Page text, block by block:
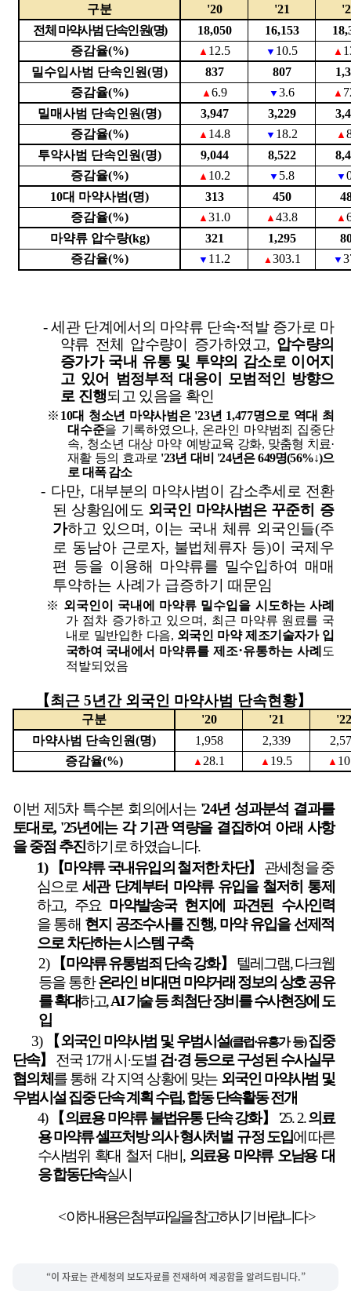
구분 '20 '21
전체 마약사범 단속인원(명) 18,050 16,153
증감율(%) ▲ 12.5 ▼ 10.5 ▲
밀수입사범 단속인원(명) 837 807
증감율(%) ▲6.9 ▼3.6 ▲
밀매사범 단속인원(명) 3,947 3,229
증감율(%) ▲ 14.8 ▼ 18.2 ▲
투약사범 단속인원(명) 9,044 8,522
증감율(%) ▲ 10.2 ▼ 5.8 ▼
10대 마약사범(명) 313 450
증감율(%) ▲31.0 ▲43.8 ▲
마약류 압수량(kg) 321 1,295
증감율(%) ▼ 11.2 ▲303.1 ▼
-세관 단계에서의 마약류 단속·적발 증가로 마
약류 전체 압수량이 증가하였고, 압수량의
증가가 국내 유통 및 투약의 감소로 이어지
고 있어
범정부적 대응이 모범적인 방향으
로 진행되고 있음을 확인
※ 10대 청소년 마약사범은 '23년 1,477명으로 역대 최
대수준을 기록하였으나, 온라인 마약범죄 집중단
속, 청소년 대상 마약 예방교육 강화, 맞춤형 치료·
재활 등의 효과로 '23년 대비 '24년은649명(56%↓)으
로 대폭 감소
- 다만, 대부분의 마약사범이 감소추세로 전환
된 상황임에도 외국인 마약사범은 꾸준히 증
가하고 있으며 , 이는 국내 체류 외국인들(주
로 동남아 근로자, 불법체류자 등)이 국제우
편 등을 이용해 마약류를 밀수입하여
매매
투약하는 사례가 급증하기 때문임
※ 외국인이 국내에 마약류 밀수입을 시도하는 사례
가 점차 증가하고 있으며 , 최근 마약류 원료를 국
내로 밀반입한 다음, 외국인 마약 제조기술자가 입
국하여 국내에서 마약류를 제조·유통하는 사례 도
적발되었음
【최근 5년간 외국인 마약사범 단속현황】
구분 '20 '21
'22
마약사범 단속인원(명) 1,958 2,339
증감율(%) ▲ 28.1 ▲ 19.5 ▲
이번 제 5차 특수본 회의에서는 '24년 성과분석 결과를
토대로, '25년에는 각기관 역량을 결집하여 아래 사항
을 중점 추진하기로 하였습니다.
1) 【마약류 국내유입의 철저한 차단】 관세청을 중
심으로 세관 단계부터 마약류 유입을 철저히 통제
하고, 주요 마약발송국 현지에 파견된 수사인력
을 통해 현지 공조수사를 진행, 마약 유입을 선제적
으로 차단하는 시스템 구축
2)
【마약류 유통범죄 단속 강화】 텔레그램,다크웹
등을 통한온라인 비대면 마약거래 정보의 상호 공유
를 확대하고,AI기술 등 최첨단 장비를 수사현장에 도
입
3)
【외국인 마약사범 및 우범시설(클럽·유흥가 등) 집중
단속】 전국17개 시·도별 검·경 등으로 구성된 수사실무
협의체를 통해 각 지역 상황에 맞는 외국인 마약사범 및
우범시설 집중 단속 계획 수립,합동 단속활동 전개
4) 【의료용 마약류 불법유통 단속 강화】 '25. 2.의료
용 마약류 셀프처방 의사 형사처벌 규정도입에 따른
수사범위 확대 철저 대비 , 의료용 마약류 오남용 대
응합동단속실시
< 이하 내용은 첨부파일을 참고하시기 바랍니다 >
“이 자료는 관세청의 보도자료를 전재하여 제공함을 알려드립니다.”